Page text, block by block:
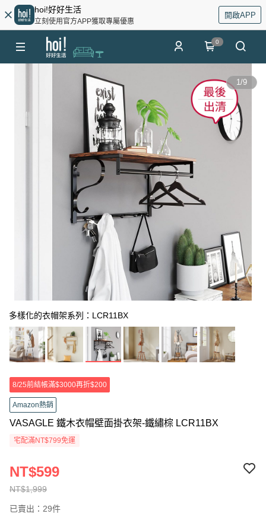
hoi!好好生活
立刻使用官方APP獲取專屬優惠
開啟APP
0
1/9
多樣化的衣帽架系列：LCR11BX
8/25前結帳滿$3000再折$200
Amazon熱銷
VASAGLE 鐵木衣帽壁面掛衣架-鐵繡棕 LCR11BX
宅配滿NT$799免運
NT$1,999
NT$599
已賣出：29件